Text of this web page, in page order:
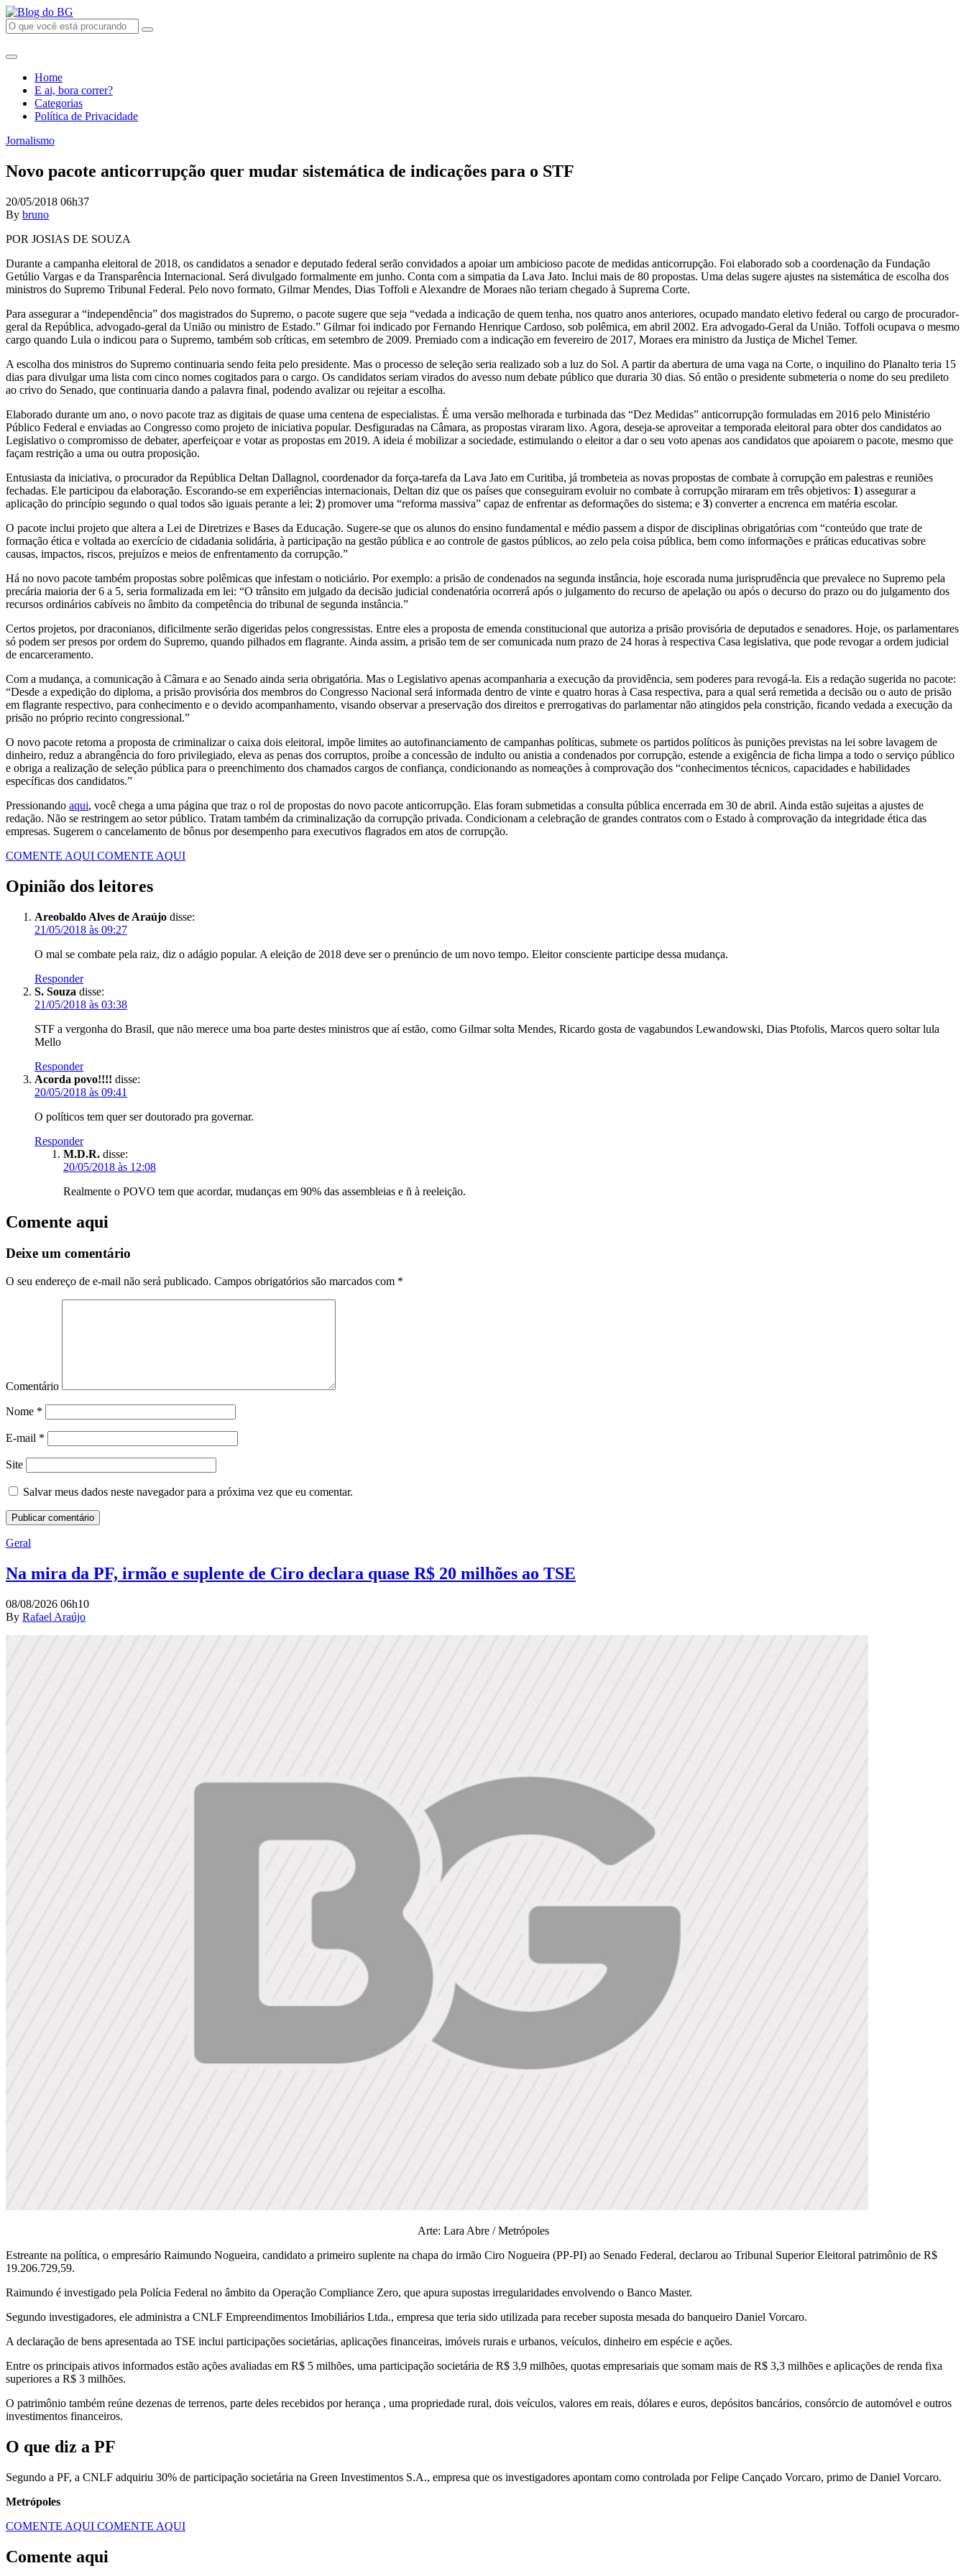
Home
E ai, bora correr?
Categorias
Política de Privacidade
Jornalismo
Novo pacote anticorrupção quer mudar sistemática de indicações para o STF
20/05/2018 06h37
By bruno
POR JOSIAS DE SOUZA
Durante a campanha eleitoral de 2018, os candidatos a senador e deputado federal serão convidados a apoiar um ambicioso pacote de medidas anticorrupção. Foi elaborado sob a coordenação da Fundação
Getúlio Vargas e da Transparência Internacional. Será divulgado formalmente em junho. Conta com a simpatia da Lava Jato. Inclui mais de 80 propostas. Uma delas sugere ajustes na sistemática de escolha dos
ministros do Supremo Tribunal Federal. Pelo novo formato, Gilmar Mendes, Dias Toffoli e Alexandre de Moraes não teriam chegado à Suprema Corte.
Para assegurar a “independência” dos magistrados do Supremo, o pacote sugere que seja “vedada a indicação de quem tenha, nos quatro anos anteriores, ocupado mandato eletivo federal ou cargo de procurador-
geral da República, advogado-geral da União ou ministro de Estado.” Gilmar foi indicado por Fernando Henrique Cardoso, sob polêmica, em abril 2002. Era advogado-Geral da União. Toffoli ocupava o mesmo
cargo quando Lula o indicou para o Supremo, também sob críticas, em setembro de 2009. Premiado com a indicação em fevereiro de 2017, Moraes era ministro da Justiça de Michel Temer.
A escolha dos ministros do Supremo continuaria sendo feita pelo presidente. Mas o processo de seleção seria realizado sob a luz do Sol. A partir da abertura de uma vaga na Corte, o inquilino do Planalto teria 15
dias para divulgar uma lista com cinco nomes cogitados para o cargo. Os candidatos seriam virados do avesso num debate público que duraria 30 dias. Só então o presidente submeteria o nome do seu predileto
ao crivo do Senado, que continuaria dando a palavra final, podendo avalizar ou rejeitar a escolha.
Elaborado durante um ano, o novo pacote traz as digitais de quase uma centena de especialistas. É uma versão melhorada e turbinada das “Dez Medidas” anticorrupção formuladas em 2016 pelo Ministério
Público Federal e enviadas ao Congresso como projeto de iniciativa popular. Desfiguradas na Câmara, as propostas viraram lixo. Agora, deseja-se aproveitar a temporada eleitoral para obter dos candidatos ao
Legislativo o compromisso de debater, aperfeiçoar e votar as propostas em 2019. A ideia é mobilizar a sociedade, estimulando o eleitor a dar o seu voto apenas aos candidatos que apoiarem o pacote, mesmo que
façam restrição a uma ou outra proposição.
Entusiasta da iniciativa, o procurador da República Deltan Dallagnol, coordenador da força-tarefa da Lava Jato em Curitiba, já trombeteia as novas propostas de combate à corrupção em palestras e reuniões
fechadas. Ele participou da elaboração. Escorando-se em experiências internacionais, Deltan diz que os países que conseguiram evoluir no combate à corrupção miraram em três objetivos: 1) assegurar a
aplicação do princípio segundo o qual todos são iguais perante a lei; 2) promover uma “reforma massiva” capaz de enfrentar as deformações do sistema; e 3) converter a encrenca em matéria escolar.
O pacote inclui projeto que altera a Lei de Diretrizes e Bases da Educação. Sugere-se que os alunos do ensino fundamental e médio passem a dispor de disciplinas obrigatórias com “conteúdo que trate de
formação ética e voltada ao exercício de cidadania solidária, à participação na gestão pública e ao controle de gastos públicos, ao zelo pela coisa pública, bem como informações e práticas educativas sobre
causas, impactos, riscos, prejuízos e meios de enfrentamento da corrupção.”
Há no novo pacote também propostas sobre polêmicas que infestam o noticiário. Por exemplo: a prisão de condenados na segunda instância, hoje escorada numa jurisprudência que prevalece no Supremo pela
precária maioria der 6 a 5, seria formalizada em lei: “O trânsito em julgado da decisão judicial condenatória ocorrerá após o julgamento do recurso de apelação ou após o decurso do prazo ou do julgamento dos
recursos ordinários cabíveis no âmbito da competência do tribunal de segunda instância.”
Certos projetos, por draconianos, dificilmente serão digeridas pelos congressistas. Entre eles a proposta de emenda constitucional que autoriza a prisão provisória de deputados e senadores. Hoje, os parlamentares
só podem ser presos por ordem do Supremo, quando pilhados em flagrante. Ainda assim, a prisão tem de ser comunicada num prazo de 24 horas à respectiva Casa legislativa, que pode revogar a ordem judicial
de encarceramento.
Com a mudança, a comunicação à Câmara e ao Senado ainda seria obrigatória. Mas o Legislativo apenas acompanharia a execução da providência, sem poderes para revogá-la. Eis a redação sugerida no pacote:
“Desde a expedição do diploma, a prisão provisória dos membros do Congresso Nacional será informada dentro de vinte e quatro horas à Casa respectiva, para a qual será remetida a decisão ou o auto de prisão
em flagrante respectivo, para conhecimento e o devido acompanhamento, visando observar a preservação dos direitos e prerrogativas do parlamentar não atingidos pela constrição, ficando vedada a execução da
prisão no próprio recinto congressional.”
O novo pacote retoma a proposta de criminalizar o caixa dois eleitoral, impõe limites ao autofinanciamento de campanhas políticas, submete os partidos políticos às punições previstas na lei sobre lavagem de
dinheiro, reduz a abrangência do foro privilegiado, eleva as penas dos corruptos, proíbe a concessão de indulto ou anistia a condenados por corrupção, estende a exigência de ficha limpa a todo o serviço público
e obriga a realização de seleção pública para o preenchimento dos chamados cargos de confiança, condicionando as nomeações à comprovação dos “conhecimentos técnicos, capacidades e habilidades
específicas dos candidatos.”
Pressionando aqui, você chega a uma página que traz o rol de propostas do novo pacote anticorrupção. Elas foram submetidas a consulta pública encerrada em 30 de abril. Ainda estão sujeitas a ajustes de
redação. Não se restringem ao setor público. Tratam também da criminalização da corrupção privada. Condicionam a celebração de grandes contratos com o Estado à comprovação da integridade ética das
empresas. Sugerem o cancelamento de bônus por desempenho para executivos flagrados em atos de corrupção.
COMENTE AQUI COMENTE AQUI
Opinião dos leitores
Areobaldo Alves de Araújo disse:
21/05/2018 às 09:27
O mal se combate pela raiz, diz o adágio popular. A eleição de 2018 deve ser o prenúncio de um novo tempo. Eleitor consciente participe dessa mudança.
Responder
S. Souza disse:
21/05/2018 às 03:38
STF a vergonha do Brasil, que não merece uma boa parte destes ministros que aí estão, como Gilmar solta Mendes, Ricardo gosta de vagabundos Lewandowski, Dias Ptofolis, Marcos quero soltar lula
Mello
Responder
Acorda povo!!!! disse:
20/05/2018 às 09:41
O políticos tem quer ser doutorado pra governar.
Responder
M.D.R. disse:
20/05/2018 às 12:08
Realmente o POVO tem que acordar, mudanças em 90% das assembleias e ñ à reeleição.
Comente aqui
Deixe um comentário
O seu endereço de e-mail não será publicado. Campos obrigatórios são marcados com *
Comentário
Nome *
E-mail *
Site
Salvar meus dados neste navegador para a próxima vez que eu comentar.
Geral
Na mira da PF, irmão e suplente de Ciro declara quase R$ 20 milhões ao TSE
08/08/2026 06h10
By Rafael Araújo
Arte: Lara Abre / Metrópoles
Estreante na política, o empresário Raimundo Nogueira, candidato a primeiro suplente na chapa do irmão Ciro Nogueira (PP-PI) ao Senado Federal, declarou ao Tribunal Superior Eleitoral patrimônio de R$
19.206.729,59.
Raimundo é investigado pela Polícia Federal no âmbito da Operação Compliance Zero, que apura supostas irregularidades envolvendo o Banco Master.
Segundo investigadores, ele administra a CNLF Empreendimentos Imobiliários Ltda., empresa que teria sido utilizada para receber suposta mesada do banqueiro Daniel Vorcaro.
A declaração de bens apresentada ao TSE inclui participações societárias, aplicações financeiras, imóveis rurais e urbanos, veículos, dinheiro em espécie e ações.
Entre os principais ativos informados estão ações avaliadas em R$ 5 milhões, uma participação societária de R$ 3,9 milhões, quotas empresariais que somam mais de R$ 3,3 milhões e aplicações de renda fixa
superiores a R$ 3 milhões.
O patrimônio também reúne dezenas de terrenos, parte deles recebidos por herança , uma propriedade rural, dois veículos, valores em reais, dólares e euros, depósitos bancários, consórcio de automóvel e outros
investimentos financeiros.
O que diz a PF
Segundo a PF, a CNLF adquiriu 30% de participação societária na Green Investimentos S.A., empresa que os investigadores apontam como controlada por Felipe Cançado Vorcaro, primo de Daniel Vorcaro.
Metrópoles
COMENTE AQUI COMENTE AQUI
Comente aqui